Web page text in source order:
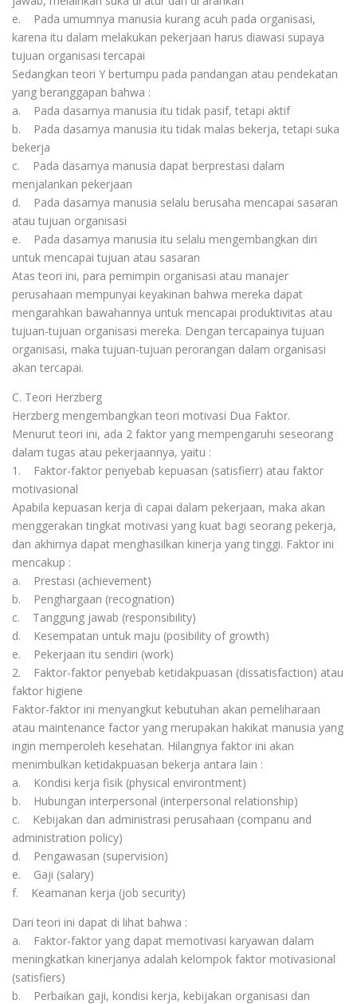
e. Pada umumnya manusia kurang acuh pada organisasi,
karena itu dalam melakukan pekerjaan harus diawasi supaya
tujuan organisasi tercapai
Sedangkan teori Y bertumpu pada pandangan atau pendekatan
yang beranggapan bahwa :
a. Pada dasarnya manusia itu tidak pasif, tetapi aktif
b. Pada dasarnya manusia itu tidak malas bekerja, tetapi suka
bekerja
c. Pada dasarnya manusia dapat berprestasi dalam
menjalankan pekerjaan
d. Pada dasarnya manusia selalu berusaha mencapai sasaran
atau tujuan organisasi
e. Pada dasarnya manusia itu selalu mengembangkan diri
untuk mencapai tujuan atau sasaran
Atas teori ini, para pemimpin organisasi atau manajer
perusahaan mempunyai keyakinan bahwa mereka dapat
mengarahkan bawahannya untuk mencapai produktivitas atau
tujuan-tujuan organisasi mereka. Dengan tercapainya tujuan
organisasi, maka tujuan-tujuan perorangan dalam organisasi
akan tercapai.
C. Teori Herzberg
Herzberg mengembangkan teori motivasi Dua Faktor.
Menurut teori ini, ada 2 faktor yang mempengaruhi seseorang
dalam tugas atau pekerjaannya, yaitu :
1. Faktor-faktor penyebab kepuasan (satisfierr) atau faktor
motivasional
Apabila kepuasan kerja di capai dalam pekerjaan, maka akan
menggerakan tingkat motivasi yang kuat bagi seorang pekerja,
dan akhirnya dapat menghasilkan kinerja yang tinggi. Faktor ini
mencakup :
a. Prestasi (achievement)
b. Penghargaan (recognation)
c. Tanggung jawab (responsibility)
d. Kesempatan untuk maju (posibility of growth)
e. Pekerjaan itu sendiri (work)
2. Faktor-faktor penyebab ketidakpuasan (dissatisfaction) atau
faktor higiene
Faktor-faktor ini menyangkut kebutuhan akan pemeliharaan
atau maintenance factor yang merupakan hakikat manusia yang
ingin memperoleh kesehatan. Hilangnya faktor ini akan
menimbulkan ketidakpuasan bekerja antara lain :
a. Kondisi kerja fisik (physical environtment)
b. Hubungan interpersonal (interpersonal relationship)
c. Kebijakan dan administrasi perusahaan (companu and
administration policy)
d. Pengawasan (supervision)
e. Gaji (salary)
f. Keamanan kerja (job security)
Dari teori ini dapat di lihat bahwa :
a. Faktor-faktor yang dapat memotivasi karyawan dalam
meningkatkan kinerjanya adalah kelompok faktor motivasional
(satisfiers)
b. Perbaikan gaji, kondisi kerja, kebijakan organisasi dan